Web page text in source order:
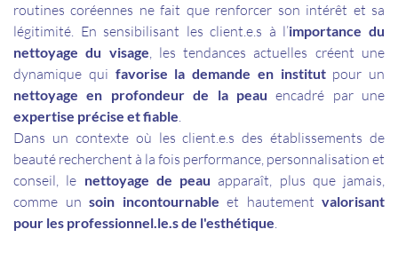
routines coréennes ne fait que renforcer son intérêt et sa
légitimité. En sensibilisant les client.e.s à l’importance du
nettoyage du visage, les tendances actuelles créent une
dynamique qui favorise la demande en institutpour un
nettoyage en profondeur de la peau encadré par une
expertise précise et fiable.
Dans un contexte où les client.e.s des établissements de
beauté recherchent à la fois performance, personnalisation et
conseil, le nettoyage de peau apparaît, plus que jamais,
comme un soin incontournable et hautement valorisant
pour les professionnel.le.s de l'esthétique.